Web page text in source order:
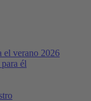
el verano 2026
él